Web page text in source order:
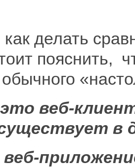
делать
пояснить,
это веб-
в